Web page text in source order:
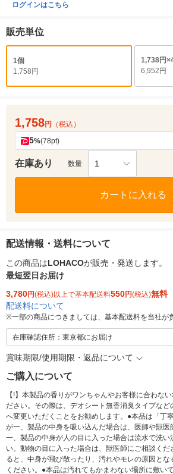
ログインはこちら
販売単位
1個
1,758円
1,738円
6,952円
1,758円 （税込）
5%(78pt)
在庫あり 数量 1
カートに入れる
配送情報・送料について
この商品はLOHACOが販売・発送します。
最短翌日お届け
3,780円(税込)以上で基本配送料550円(税込)無料
配送料について
※一部の商品につきましては、基本配送料を当社が
在庫確認住所：東京都にお届け
賞味期限/使用期限・返品について
ご購入について
【!】本製品の香りがワンちゃんやお客様に合わな
ださい。その際は、デオシート無香消臭タイプなど
へ変更いただくことをお勧めします。●本品は「丁
が一、製品の中身を吸い込んだ場合は、医師や獣
一、製品の中身が人の目に入った場合は流水で洗い
い。動物の目に入った場合は、獣医師にご相談く
ると、中身が飛び散ったり、汚れやモレの原因と
ください。●本品は汚れてもかまわない場所に敷い